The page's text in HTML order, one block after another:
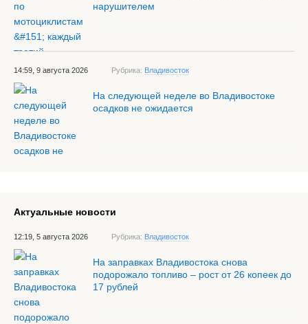
нарушителем
14:59, 9 августа 2026 Рубрика: Владивосток
На следующей неделе во Владивостоке
осадков не ожидается
Актуальные новости
12:19, 5 августа 2026 Рубрика: Владивосток
На заправках Владивостока снова
подорожало топливо – рост от 26 копеек до
17 рублей